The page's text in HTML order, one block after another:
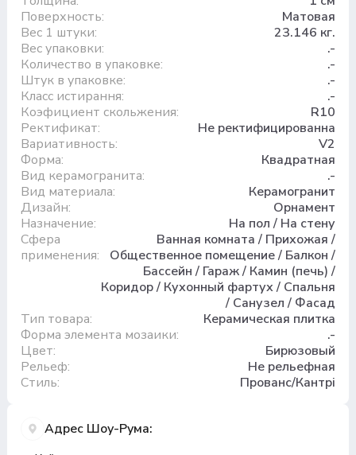
Поверхность:
Матовая
Вес 1 штуки:
23.146 кг.
Вес упаковки:
.-
Количество в упаковке:
.-
Штук в упаковке:
.-
Класс истирання:
.-
Коэфициент скольжения:
R10
Ректификат:
Не ректифицированна
Вариативность:
V2
Форма:
Квадратная
Вид керамогранита:
.-
Вид материала:
Керамогранит
Дизайн:
Орнамент
Назначение:
На пол / На стену
Сфера
применения:
Ванная комната / Прихожая /
Общественное помещение / Балкон /
Бассейн / Гараж / Камин (печь) /
Коридор / Кухонный фартух / Спальня
/ Санузел / Фасад
Тип товара:
Керамическая плитка
Форма элемента мозаики:
.-
Цвет:
Бирюзовый
Рельеф:
Не рельефная
Стиль:
Прованс/Кантрі
Адрес Шоу-Рума: